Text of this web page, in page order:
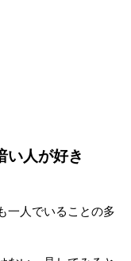
い人が好き
一人でいることの多